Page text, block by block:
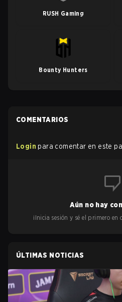
RUSH Gaming
Bounty Hunters
COMENTARIOS
Login para comentar en este
Aún no hay
¡Inicia sesión y sé el primero en
ÚLTIMAS NOTICIAS